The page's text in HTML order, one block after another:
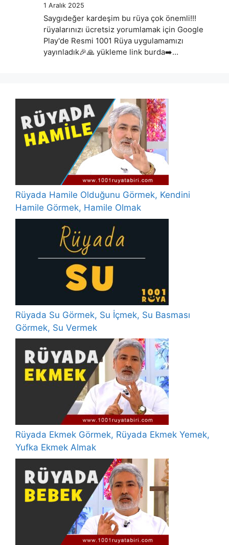
1 Aralık 2025
Saygıdeğer kardeşim bu rüya çok önemli!!!
rüyalarınızı ücretsiz yorumlamak için Google
Play'de Resmi 1001 Rüya uygulamamızı
yayınladık🎉🙏 yükleme link burda➡️…
Rüyada Hamile Olduğunu Görmek, Kendini
Hamile Görmek, Hamile Olmak
Rüyada Su Görmek, Su İçmek, Su Basması
Görmek, Su Vermek
Rüyada Ekmek Görmek, Rüyada Ekmek Yemek,
Yufka Ekmek Almak